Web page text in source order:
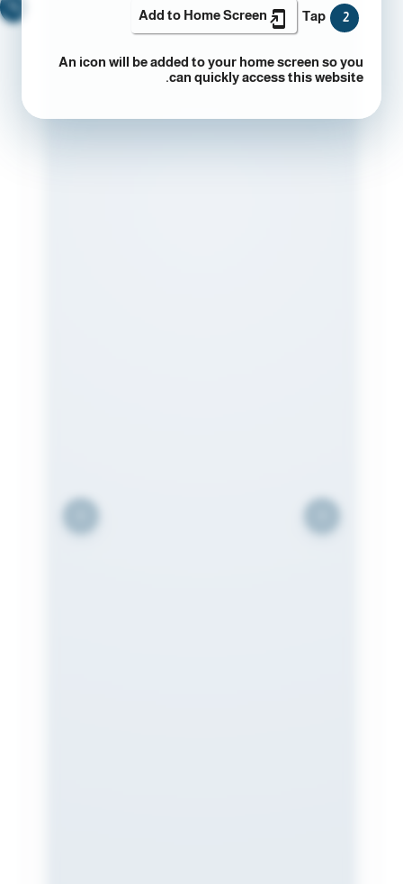
2
Tap
Add to Home Screen
An icon will be added to your home screen so you
can quickly access this website.